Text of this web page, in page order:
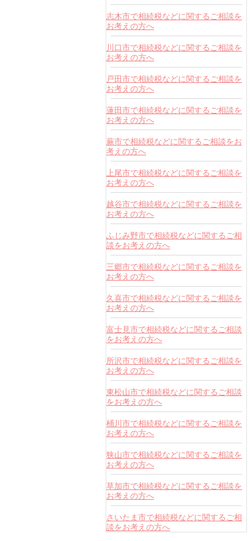
志木市で相続税などに関するご相談を
お考えの方へ
川口市で相続税などに関するご相談を
お考えの方へ
戸田市で相続税などに関するご相談を
お考えの方へ
蓮田市で相続税などに関するご相談を
お考えの方へ
蕨市で相続税などに関するご相談をお
考えの方へ
上尾市で相続税などに関するご相談を
お考えの方へ
越谷市で相続税などに関するご相談を
お考えの方へ
ふじみ野市で相続税などに関するご相
談をお考えの方へ
三郷市で相続税などに関するご相談を
お考えの方へ
久喜市で相続税などに関するご相談を
お考えの方へ
富士見市で相続税などに関するご相談
をお考えの方へ
所沢市で相続税などに関するご相談を
お考えの方へ
東松山市で相続税などに関するご相談
をお考えの方へ
桶川市で相続税などに関するご相談を
お考えの方へ
狭山市で相続税などに関するご相談を
お考えの方へ
草加市で相続税などに関するご相談を
お考えの方へ
さいたま市で相続税などに関するご相
談をお考えの方へ